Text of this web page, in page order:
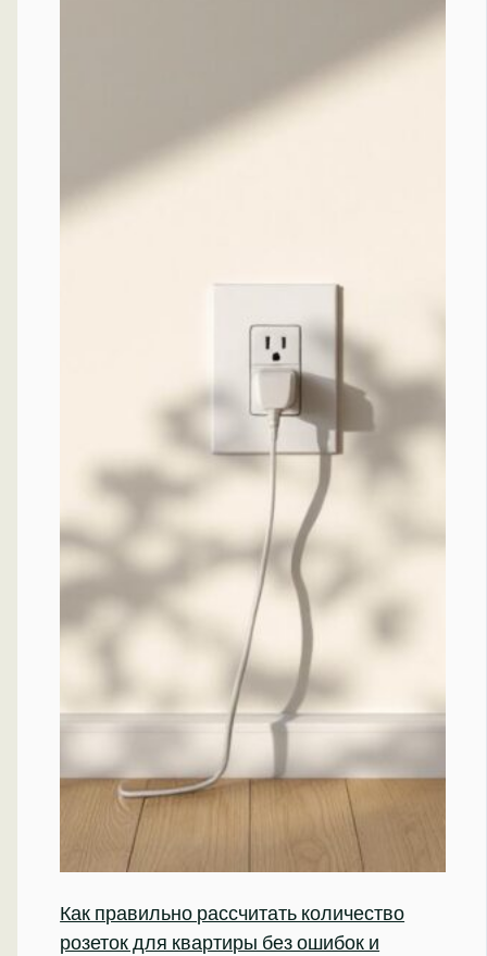
Как правильно рассчитать количество
розеток для квартиры без ошибок и